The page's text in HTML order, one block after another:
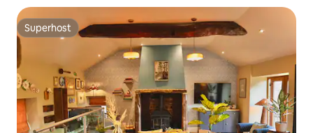
Superhost
Superhost